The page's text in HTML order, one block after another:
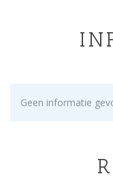
Geen informatie